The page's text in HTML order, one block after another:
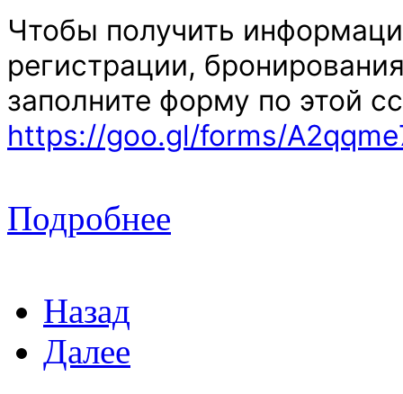
Чтобы получить
регистрации,
заполните форму по этой
https://goo.gl/forms/
Подробнее
Назад
Далее